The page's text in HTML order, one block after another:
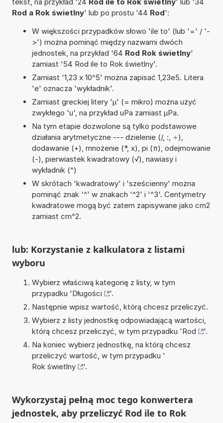
Rod a Rok świetlny' lub po prostu '44 Rod':
W większości przypadków słowo 'ile to' (lub '=' / '-
>') można pominąć między nazwami dwóch
jednostek, na przykład '64 Rod Rok świetlny'
zamiast '54 Rod ile to Rok świetlny'.
Zamiast '1,23 x 10^5' można zapisać 1,23e5. Litera
'e' oznacza 'wykładnik'.
Zamiast greckiej litery 'µ' (= mikro) można użyć
zwykłego 'u', na przykład uPa zamiast µPa.
Na tym etapie dozwolone są tylko podstawowe
działania arytmetyczne --- dzielenie (/, :, ÷),
dodawanie (+), mnożenie (*, x), pi (π), odejmowanie
(-), pierwiastek kwadratowy (√), nawiasy i
wykładnik (^)
W skrótach 'kwadratowy' i 'sześcienny' można
pominąć znak '^' w znakach '^2' i '^3'. Centymetry
kwadratowe mogą być zatem zapisywane jako cm2
zamiast cm^2.
lub: Korzystanie z kalkulatora z listami
wyboru
Wybierz właściwą kategorię z listy, w tym
przypadku 'Długości
'.
Następnie wpisz wartość, którą chcesz przeliczyć.
Wybierz z listy jednostkę odpowiadającą wartości,
którą chcesz przeliczyć, w tym przypadku 'Rod
'.
Na koniec wybierz jednostkę, na którą chcesz
przeliczyć wartość, w tym przypadku '
Rok świetlny
'.
Wykorzystaj pełną moc tego konwertera
jednostek, aby przeliczyć Rod ile to Rok